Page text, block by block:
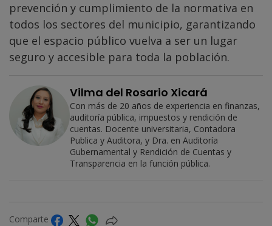
prevención y cumplimiento de la normativa en
todos los sectores del municipio, garantizando
que el espacio público vuelva a ser un lugar
seguro y accesible para toda la población.
Vilma del Rosario Xicará
Con más de 20 años de experiencia en finanzas,
auditoría pública, impuestos y rendición de
cuentas. Docente universitaria, Contadora
Publica y Auditora, y Dra. en Auditoría
Gubernamental y Rendición de Cuentas y
Transparencia en la función pública.
Comparte